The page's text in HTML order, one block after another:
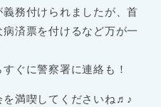
務付けられましたが、首
済票を付けるなど万が一
ぐに警察署に連絡も！
を満喫してくださいね♬♪